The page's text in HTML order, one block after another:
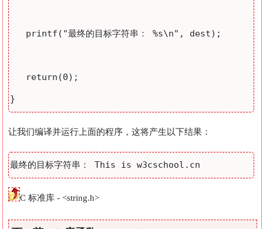
让我们编译并运行上面的程序，这将产生以下结果：
C 标准库 - <string.h>